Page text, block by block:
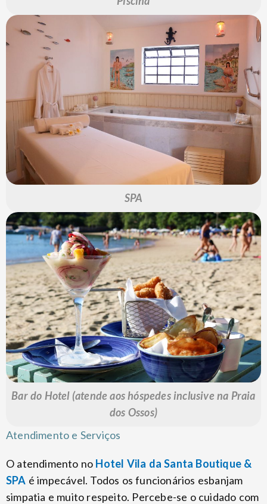
SPA
Bar do Hotel (atende aos hóspedes inclusive na Praia
dos Ossos)
Atendimento e Serviços
O atendimento no Hotel Vila da Santa Boutique &
SPA é impecável. Todos os funcionários esbanjam
simpatia e muito respeito. Percebe-se o cuidado com